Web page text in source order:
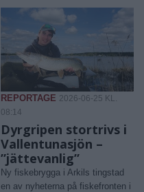
REPORTAGE 2026-06-25 KL.
08:14
Dyrgripen stortrivs i
Vallentunasjön –
”jättevanlig”
Ny fiskebrygga i Arkils tingstad
en av nyheterna på fiskefronten i